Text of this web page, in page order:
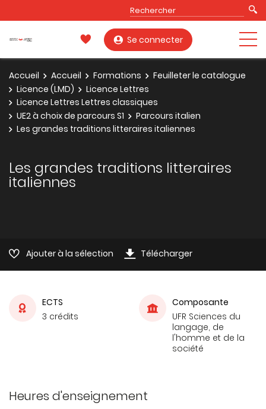
Se connecter
Accueil Accueil Formations
Feuilleter le catalogue
Licence (LMD)
Licence Lettres
Licence Lettres Lettres classiques
UE2 à choix de parcours S1
Parcours italien
Les grandes traditions litteraires italiennes
Les grandes traditions litteraires
italiennes
Ajouter à la sélection Télécharger
ECTS
3 crédits
Composante
UFR Sciences du
langage, de
l'homme et de la
société
Heures d'enseignement